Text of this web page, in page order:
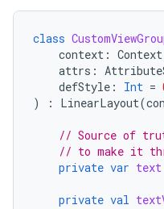
class
context : Context
attrs :
defStyle : Int =
)
: LinearLayout(
// Source of
// to make it
private var text
private val